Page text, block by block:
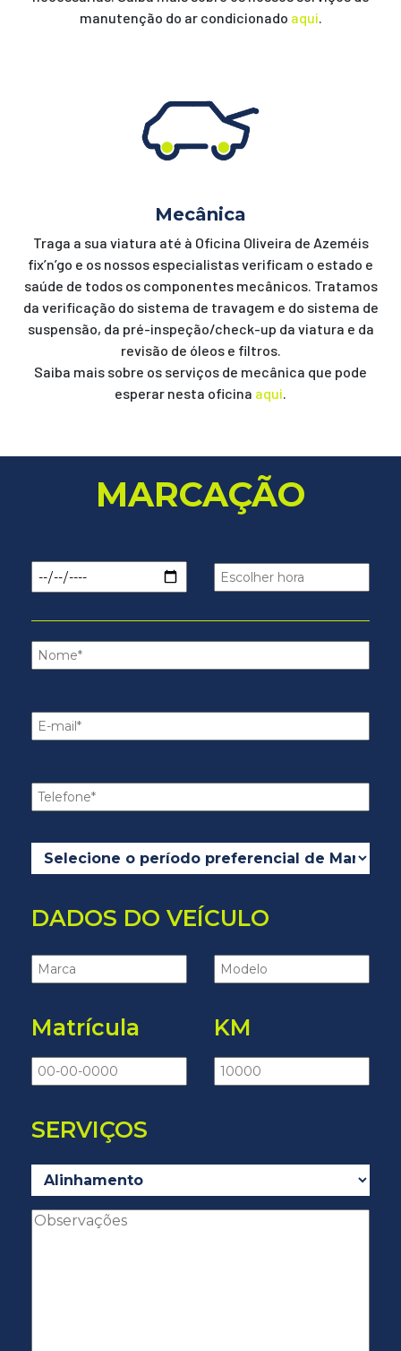
manutenção do ar condicionado aqui
Mecânica
Traga a sua viatura até à Oficina Oliveira de Azeméis
fix’n’go e os nossos especialistas verificam o estado e
saúde de todos os componentes mecânicos. Tratamos
da verificação do sistema de travagem e do sistema de
suspensão, da pré-inspeção/check-up da viatura e da
revisão de óleos e filtros.
Saiba mais sobre os serviços de mecânica que pode
esperar nesta oficina aqui
MARCAÇÃO
DADOS DO VEÍCULO
Matrícula KM
SERVIÇOS